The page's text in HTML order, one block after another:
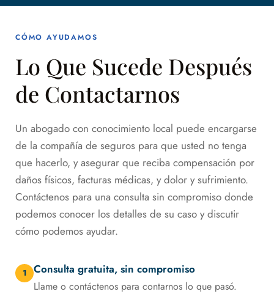
CÓMO AYUDAMOS
Lo Que Sucede Después
de Contactarnos
Un abogado con conocimiento local puede encargarse
de la compañía de seguros para que usted no tenga
que hacerlo, y asegurar que reciba compensación por
daños físicos, facturas médicas, y dolor y sufrimiento.
Contáctenos para una consulta sin compromiso donde
podemos conocer los detalles de su caso y discutir
cómo podemos ayudar.
1 Consulta gratuita, sin compromiso
Llame o contáctenos para contarnos lo que pasó.